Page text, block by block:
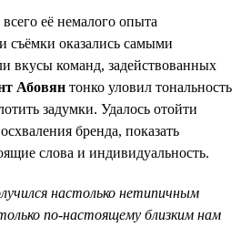
её немалого опыта
съёмки оказались самыми
вкусы команд, задействованных
Абовян тонко уловил тональность
задумки. Удалось отойти
бренда, показать
слова и индивидуальность.
настолько нетипичным
по-настоящему близким нам